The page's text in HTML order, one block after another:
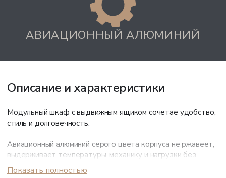
АВИАЦИОННЫЙ АЛЮМИНИЙ
Описание и характеристики
Модульный шкаф с выдвижным ящиком сочетае удобство,
стиль и долговечность.
Авиационный алюминий серого цвета корпуса не ржавеет,
выдерживает температуры, механику и нагрузки без
деформации. Порошковое покрытие поддерживает
аккуратный внешний вид на годы службы.
Показать полностью